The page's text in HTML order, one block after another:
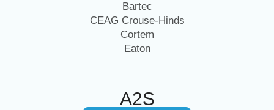
Bartec
CEAG Crouse-Hinds
Cortem
Eaton
A2S